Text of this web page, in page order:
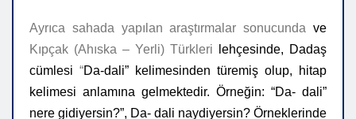
Ayrıca sahada yapılan araştırmalar sonucunda ve
Kıpçak (Ahıska – Yerli) Türkleri
lehçesinde, Dadaş
cümlesi “Da-dali” kelimesinden türemiş olup, hitap
kelimesi anlamına gelmektedir. Örneğin: “Da- dali”
nere gidiyersin?”, Da- dali naydiyersin? Örneklerinde